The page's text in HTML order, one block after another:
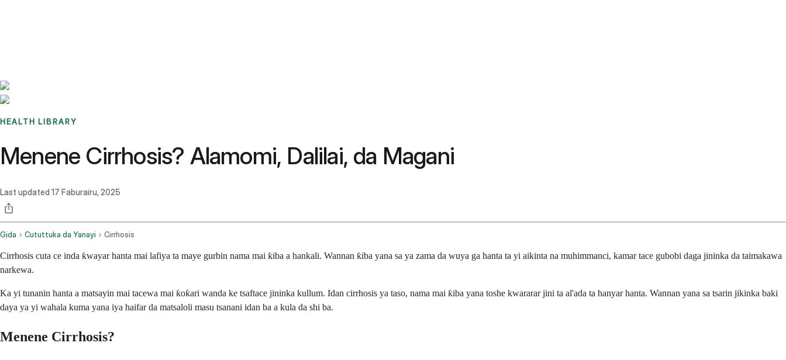
HEALTH LIBRARY
Menene Cirrhosis? Alamomi, Dalilai, da Magani
Last updated 17 Faburairu, 2025
Gida Cututtuka da Yanayi Cirrhosis
Cirrhosis cuta ce inda ƙwayar hanta mai lafiya ta maye gurbin nama mai ƙiba a hankali. Wannan ƙiba yana sa ya zama da wuya ga hanta ta yi aikinta na muhimmanci, kamar tace gubobi daga jininka da taimakawa
narkewa.
Ka yi tunanin hanta a matsayin mai tacewa mai ƙoƙari wanda ke tsaftace jininka kullum. Idan cirrhosis ya taso, nama mai ƙiba yana toshe kwararar jini ta al'ada ta hanyar hanta. Wannan yana sa tsarin jikinka baki
daya ya yi wahala kuma yana iya haifar da matsaloli masu tsanani idan ba a kula da shi ba.
Menene Cirrhosis?